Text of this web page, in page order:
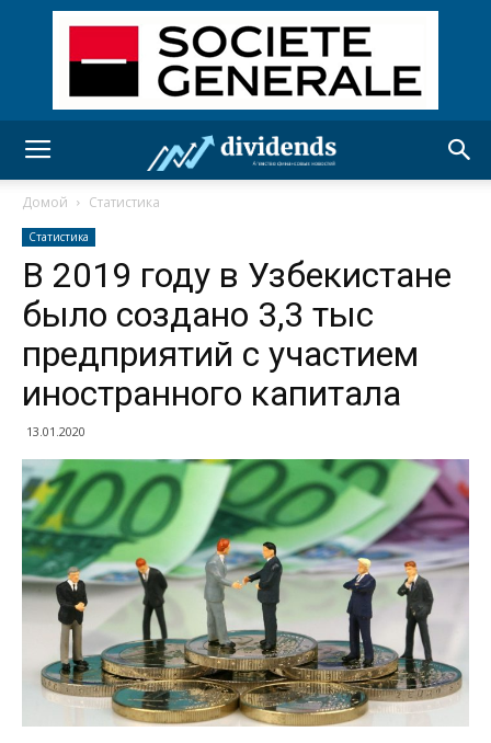
Домой Статистика
Статистика
В 2019 году в Узбекистане
было создано 3,3 тыс
предприятий с участием
иностранного капитала
13.01.2020